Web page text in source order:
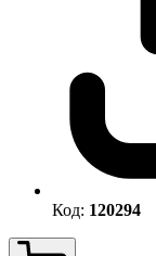
Код: 120294